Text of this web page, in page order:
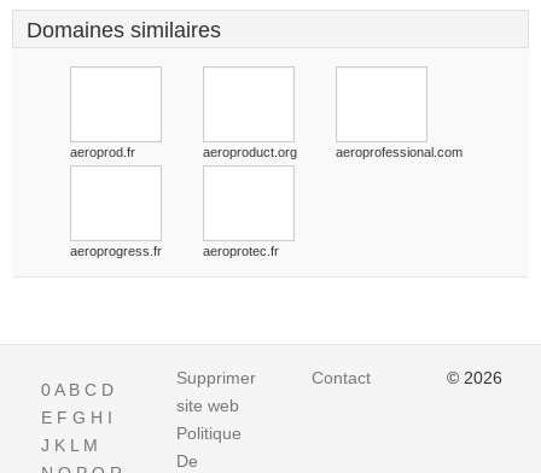
Domaines similaires
aeroprod.fr aeroproduct.org aeroprofessional.com
aeroprogress.fr aeroprotec.fr
0A B C D
E F G H I
J K L M
Supprimer
site web
Politique
De
Contact © 2026